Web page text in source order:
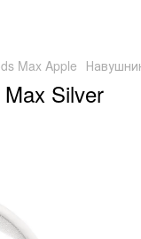
Max Apple
Silver